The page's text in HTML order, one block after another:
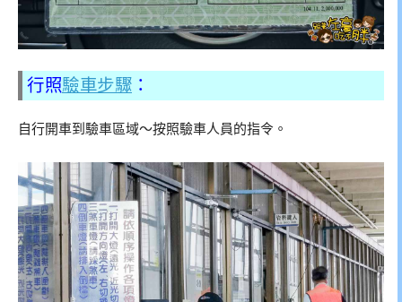
行照驗車步驟 ：
自行開車到驗車區域～按照驗車人員的指令。